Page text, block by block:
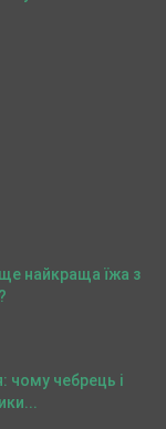
найкраща їжа з
чому чебрець і